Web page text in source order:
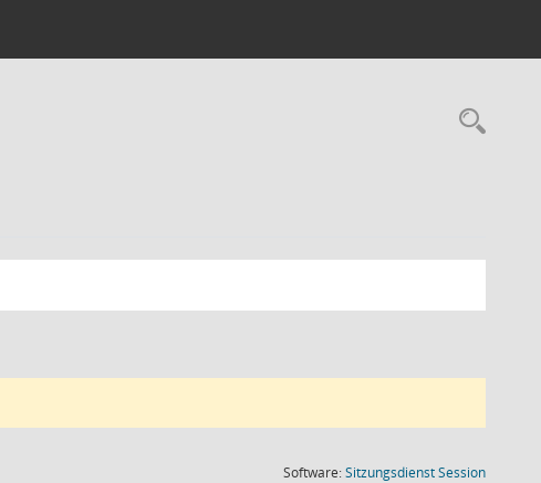
Software:SitzungsdienstSession(Wird in